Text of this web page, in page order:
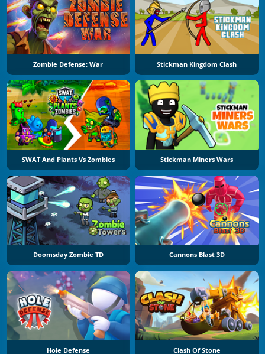
Zombie Defense: War Stickman Kingdom Clash
SWAT And Plants Vs Zombies Stickman Miners Wars
Doomsday Zombie TD Cannons Blast 3D
Hole Defense Clash Of Stone